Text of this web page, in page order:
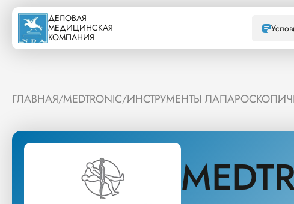
ДЕЛОВАЯ
МЕДИЦИНСКАЯ
КОМПАНИЯ
ГЛАВНАЯ/MEDTRONIC/ИНСТРУМЕНТЫ